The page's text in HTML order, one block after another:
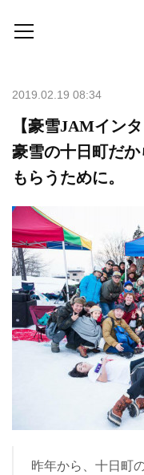
2019.02.19 08:34
【豪雪JAMイン
豪雪の十日町だ
もらうために。
昨年から、十日町